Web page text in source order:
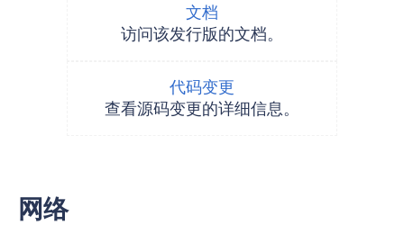
文档
访问该发行版的文档。
代码变更
查看源码变更的详细信息。
网络